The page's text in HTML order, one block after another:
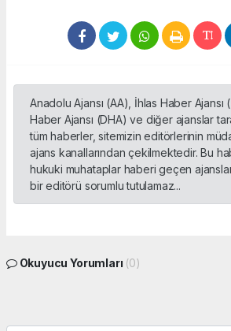
Anadolu Ajansı (AA), İhlas Haber Ajansı
Haber Ajansı (DHA) ve diğer ajanslar
tüm haberler, sitemizin editörlerinin
ajans kanallarından çekilmektedir. Bu
hukuki muhataplar haberi geçen
bir editörü sorumlu tutulamaz...
Okuyucu Yorumları (0)